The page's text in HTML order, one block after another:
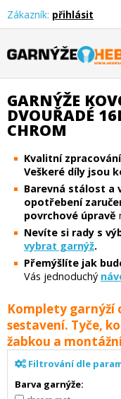
Garnýže Hebr
Zákazník: přihlásit
GARNÝŽE
DVOUŘADÉ
CHROM
Kvalitní
Veškeré díly jsou
Barevná stálost
opotřebení
povrchové úpravě
Nevíte si rady s
vybrat garnýž.
Přemýšlíte jak
Vás jednoduchý
Komplety garnýží
sestavení. Tyče,
žabkou a
Filtrování dle
Barva garnýže: